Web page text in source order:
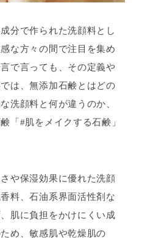
分で作られた洗顔料とし
な方々の間で注目を集め
で言っても、その定義や
は、無添加石鹸とはどの
洗顔料と何が違うのか、
「#肌をメイクする石鹸」
や保湿効果に優れた洗顔
料、石油系界面活性剤な
肌に負担をかけにくい成
め、敏感肌や乾燥肌の